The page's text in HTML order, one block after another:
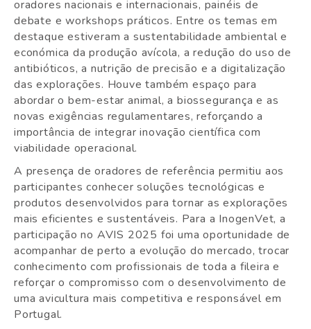
oradores nacionais e internacionais, painéis de
debate e workshops práticos. Entre os temas em
destaque estiveram a sustentabilidade ambiental e
económica da produção avícola, a redução do uso de
antibióticos, a nutrição de precisão e a digitalização
das explorações. Houve também espaço para
abordar o bem-estar animal, a biossegurança e as
novas exigências regulamentares, reforçando a
importância de integrar inovação científica com
viabilidade operacional.
A presença de oradores de referência permitiu aos
participantes conhecer soluções tecnológicas e
produtos desenvolvidos para tornar as explorações
mais eficientes e sustentáveis. Para a InogenVet, a
participação no AVIS 2025 foi uma oportunidade de
acompanhar de perto a evolução do mercado, trocar
conhecimento com profissionais de toda a fileira e
reforçar o compromisso com o desenvolvimento de
uma avicultura mais competitiva e responsável em
Portugal.